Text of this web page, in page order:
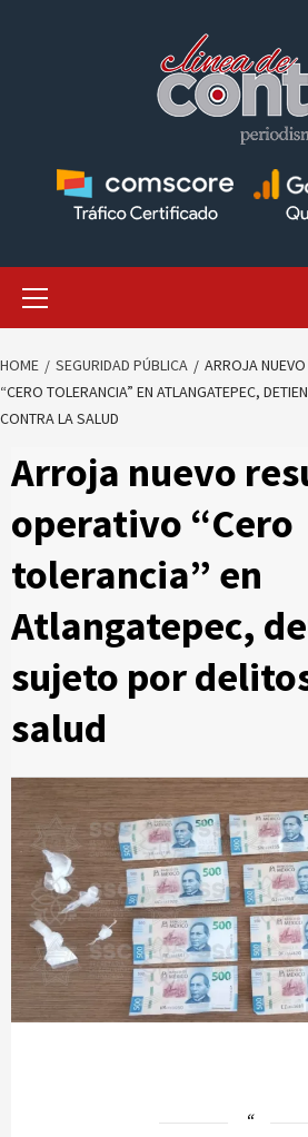
HOME SEGURIDAD PÚBLICA
ARROJA
“CERO TOLERANCIA” EN ATLANGATEPEC,
CONTRA LA SALUD
Arroja nuevo
operativo “Cero
tolerancia” en
Atlangatepec,
sujeto por
salud